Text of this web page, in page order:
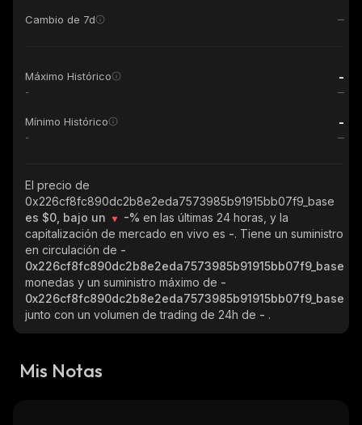
Cambio de 7d
Máximo Histórico -
-
Mínimo Histórico -
-
El precio de
0x226cf8fc890dc2b8e2eda7573985b91915bb07f9_base
es $0, bajo un
-% en las últimas 24 horas, y la
capitalización de mercado en vivo es -. Tiene un suministro
en circulación de -
0x226cf8fc890dc2b8e2eda7573985b91915bb07f9_base
monedas y un suministro máximo de -
0x226cf8fc890dc2b8e2eda7573985b91915bb07f9_base
junto con un volumen de trading de 24h de - .
Mis Notas